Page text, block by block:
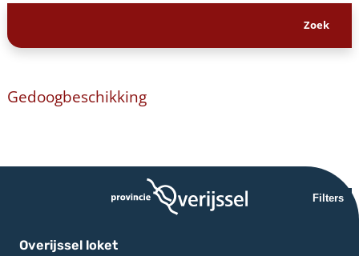
Gedoogbeschikking
Filters
Overijssel loket